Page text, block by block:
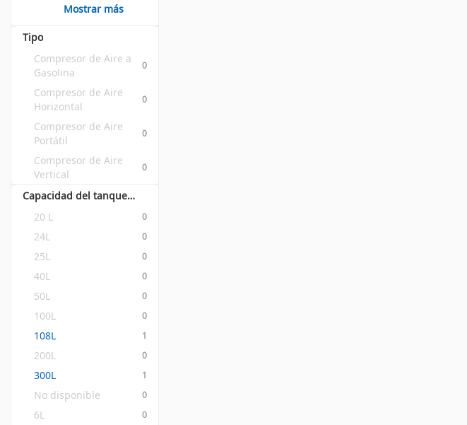
Mostrar más
Tipo
Compresor de Aire a
Gasolina
0
Compresor de Aire
Horizontal
0
Compresor de Aire
Portátil
0
Compresor de Aire
Vertical
0
Capacidad del tanque de aire
20 L
0
24L 0
25L 0
40L 0
50L 0
100L 0
108L 1
200L 0
300L 1
No disponible 0
6L 0